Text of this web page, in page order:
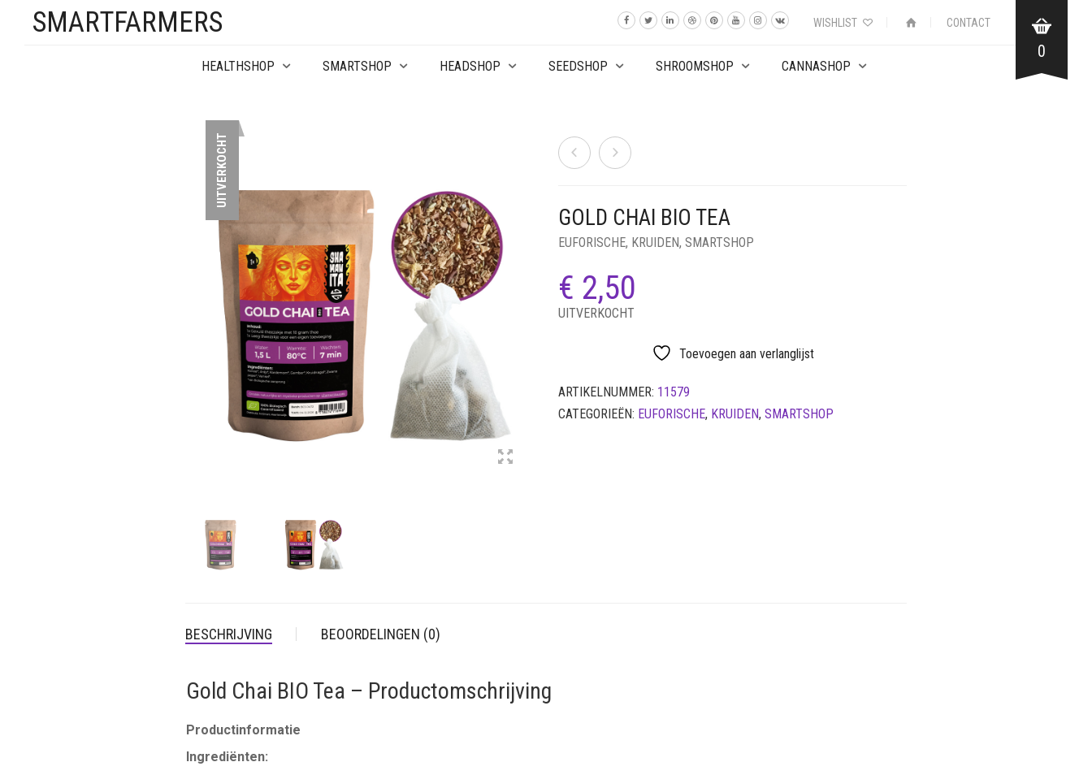
SMARTFARMERS WISHLIST CONTACT
0
HEALTHSHOP SMARTSHOP HEADSHOP SEEDSHOP SHROOMSHOP CANNASHOP
UITVERKOCHT
GOLD CHAI BIO TEA
EUFORISCHE, KRUIDEN, SMARTSHOP
€ 2,50
UITVERKOCHT
Toevoegen aan verlanglijst
ARTIKELNUMMER: 11579
CATEGORIEËN: EUFORISCHE, KRUIDEN, SMARTSHOP
BESCHRIJVING BEOORDELINGEN (0)
Gold Chai BIO Tea – Productomschrijving
Productinformatie
Ingrediënten: